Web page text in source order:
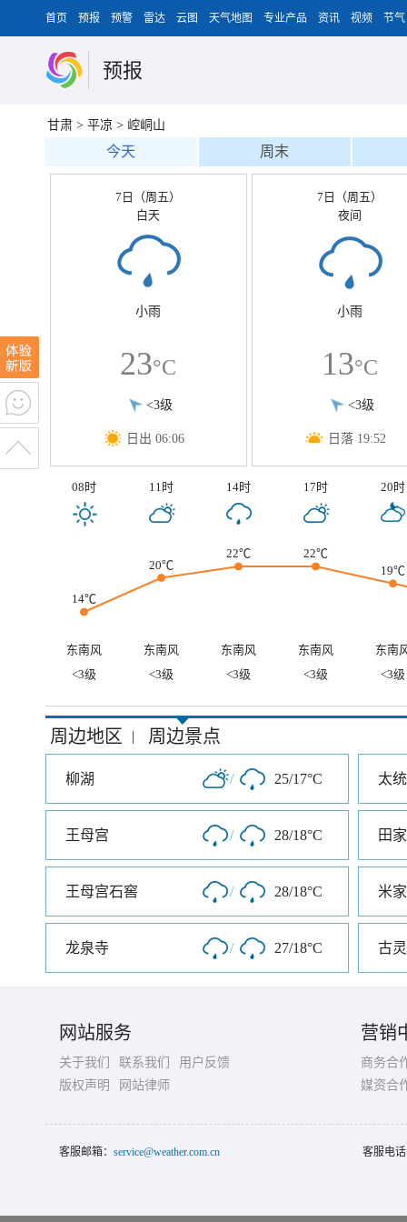
首页 预报 预警 雷达 云图 天气地图 专业产品 资讯 视频 节气
预报
甘肃 > 平凉 > 崆峒山
今天 周末
7日（周五）
白天
小雨
23°C
<3级
日出 06:06
7日（周五）
夜间
小雨
13°C
<3级
日落 19:52
08时 11时 14时 17时 20时
14℃
20℃
22℃
22℃
19℃
东南风 东南风 东南风 东南风
东南
<3级
<3级 <3级 <3级 <3级
周边地区 | 周边景点
柳湖 / 25/17°C 太
王母宫 / 28/18°C 田
王母宫石窖 / 28/18°C 米
龙泉寺 / 27/18°C 古
网站服务
关于我们 联系我们
用户反馈
版权声明
网站律师
营销
商务合
媒资合
客服邮箱： service@weather.com.cn 客服电